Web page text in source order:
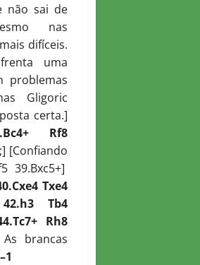
não sai de
nas
difíceis.
uma
problemas
Gligoric
certa.]
Bc4+ Rf8
[Confiando
39.Bxc5+]
Cxe4 Txe4
Tb4
Tc7+ Rh8
brancas